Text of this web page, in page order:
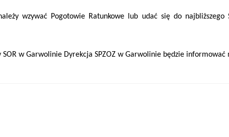
wzywać Pogotowie Ratunkowe lub udać się do
w Garwolinie Dyrekcja SPZOZ w Garwolinie będzie informować